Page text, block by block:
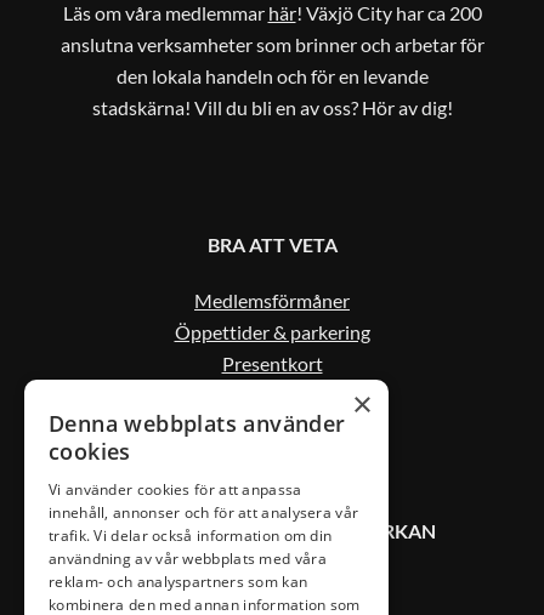
Läs om våra medlemmar här! Växjö City har ca 200
anslutna verksamheter som brinner och arbetar för
den lokala handeln och för en levande
stadskärna! Vill du bli en av oss? Hör av dig!
BRA ATT VETA
Medlemsförmåner
Öppettider & parkering
Presentkort
KONTAKT VÄXJÖ CITYSAMVERKAN
0470-407 00
×
Denna webbplats använder
cookies
Vi använder cookies för att anpassa
innehåll, annonser och för att analysera vår
trafik. Vi delar också information om din
användning av vår webbplats med våra
reklam- och analyspartners som kan
kombinera den med annan information som